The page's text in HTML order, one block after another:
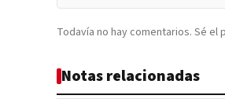
Todavía no hay comentarios. Sé el
Notas relacionadas